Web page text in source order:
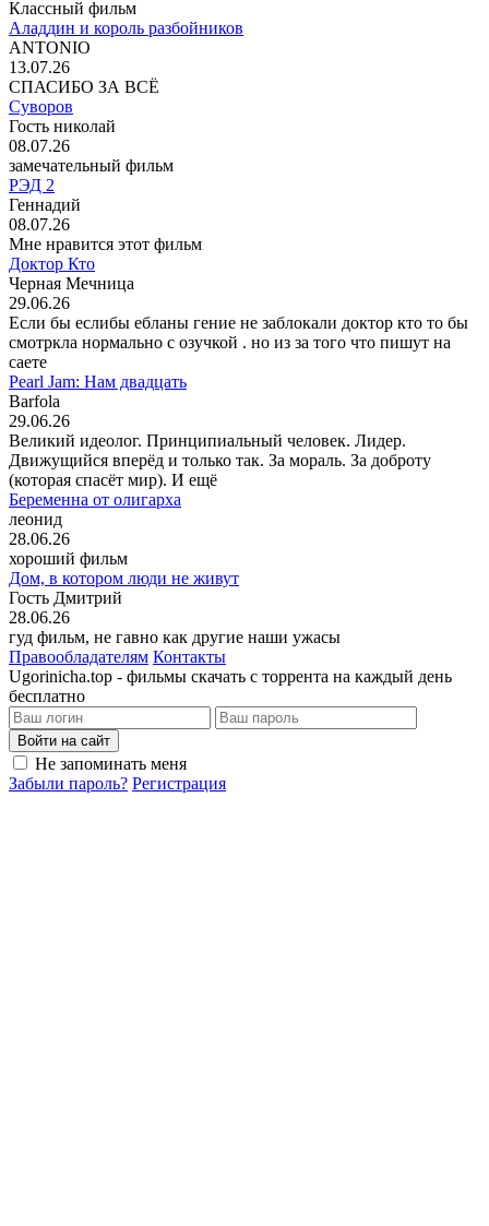
Классный фильм
Аладдин и король разбойников
ANTONIO
13.07.26
СПАСИБО ЗА ВСЁ
Суворов
Гость николай
08.07.26
замечательный фильм
РЭД 2
Геннадий
08.07.26
Мне нравится этот фильм
Доктор Кто
Черная Мечница
29.06.26
Если бы еслибы ебланы гение не заблокали доктор кто то бы
смотркла нормально с озучкой . но из за того что пишут на
саете
Pearl Jam: Нам двадцать
Barfola
29.06.26
Великий идеолог. Принципиальный человек. Лидер.
Движущийся вперёд и только так. За мораль. За доброту
(которая спасёт мир). И ещё
Беременна от олигарха
леонид
28.06.26
хороший фильм
Дом, в котором люди не живут
Гость Дмитрий
28.06.26
гуд фильм, не гавно как другие наши ужасы
Правообладателям Контакты
Ugorinicha.top - фильмы скачать с торрента на каждый день
бесплатно
Войти на сайт
Не запоминать меня
Забыли пароль? Регистрация